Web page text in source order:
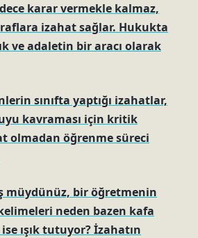
karar vermekle kalmaz,
izahat sağlar. Hukukta
ve adaletin bir aracı olarak
sınıfta yaptığı izahatlar,
kavraması için kritik
olmadan öğrenme süreci
müydünüz, bir öğretmenin
neden bazen kafa
ise ışık tutuyor? İzahatın